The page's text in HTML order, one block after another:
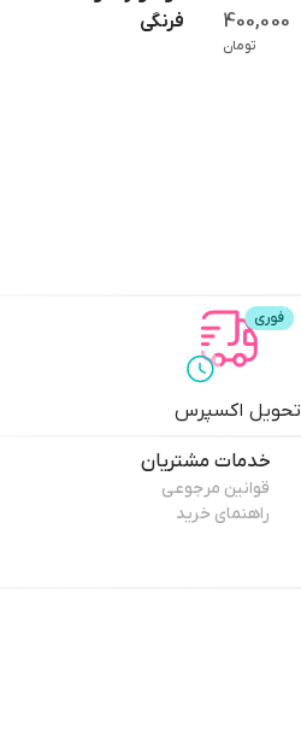
400,000
تومان
فرنگی
تحویل اکسپرس
خدمات مشتریان
قوانین مرجوعی
راهنمای خرید